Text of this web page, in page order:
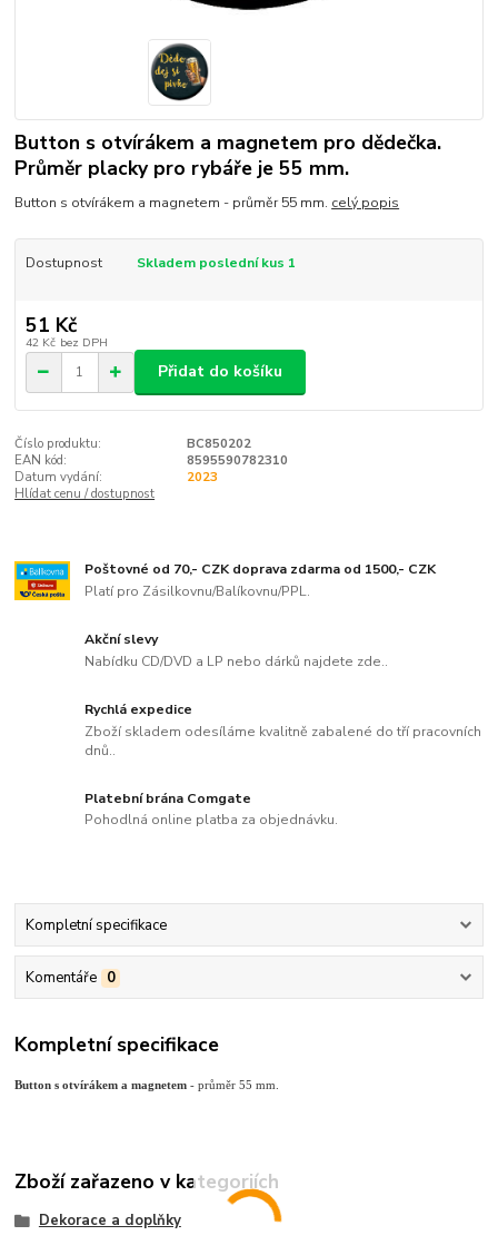
Button s otvírákem a magnetem pro dědečka.
Průměr placky pro rybáře je 55 mm.
Button s otvírákem a magnetem - průměr 55 mm. celý popis
Dostupnost Skladem poslední kus 1
51 Kč
42 Kč bez DPH
Přidat do košíku
Číslo produktu:
BC850202
EAN kód:
8595590782310
Datum vydání:
2023
Hlídat cenu / dostupnost
Poštovné od 70,- CZK doprava zdarma od 1500,- CZK
Platí pro Zásilkovnu/Balíkovnu/PPL.
Akční slevy
Nabídku CD/DVD a LP nebo dárků najdete zde..
Rychlá expedice
Zboží skladem odesíláme kvalitně zabalené do tří pracovních
dnů..
Platební brána Comgate
Pohodlná online platba za objednávku.
Kompletní specifikace
Komentáře 0
Kompletní specifikace
Button s otvírákem a magnetem - průměr 55 mm.
Zboží zařazeno v kategoriích
Dekorace a doplňky